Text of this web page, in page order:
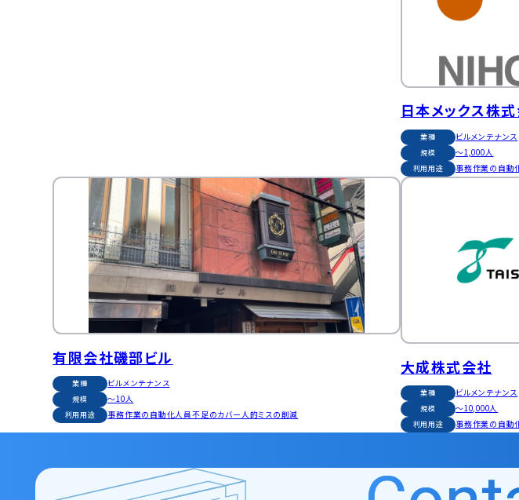
日本メックス株
業種
ビルメンテナンス
規模
～1,000人
利用用途
事務作業の自動
有限会社磯部ビル
業種
ビルメンテナンス
規模
〜10人
利用用途
事務作業の自動化人員不足のカバー人的ミスの削減
大成株式会社
業種
ビルメンテナンス
規模
〜10,000人
利用用途
事務作業の自動